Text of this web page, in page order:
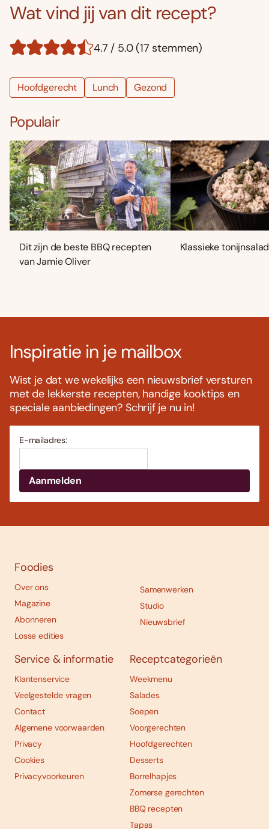
Wat vind jij van dit recept?
4.7 / 5.0 (17 stemmen)
Hoofdgerecht Lunch Gezond
Populair
Dit zijn de beste BBQ recepten
van Jamie Oliver
Klassieke
Inspiratie in je mailbox
Wist je dat we wekelijks een nieuwsbrief versturen
met de lekkerste recepten, handige kooktips en
speciale aanbiedingen? Schrijf je nu in!
E-mailadres:
Foodies
Over ons
Magazine
Abonneren
Losse edities
Samenwerken
Studio
Nieuwsbrief
Service & informatie
Klantenservice
Veelgestelde vragen
Contact
Algemene voorwaarden
Privacy
Cookies
Privacyvoorkeuren
Receptcategorieën
Weekmenu
Salades
Soepen
Voorgerechten
Hoofdgerechten
Desserts
Borrelhapjes
Zomerse gerechten
BBQ recepten
Tapas